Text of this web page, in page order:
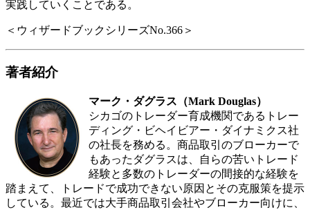
実践していくことである。
＜ウィザードブックシリーズNo.366＞
著者紹介
マーク・ダグラス（Mark Douglas）
シカゴのトレーダー育成機関であるトレー
ディング・ビヘイビアー・ダイナミクス社
の社長を務める。商品取引のブローカーで
もあったダグラスは、自らの苦いトレード
経験と多数のトレーダーの間接的な経験を
踏まえて、トレードで成功できない原因とその克服策を提示
している。最近では大手商品取引会社やブローカー向けに、